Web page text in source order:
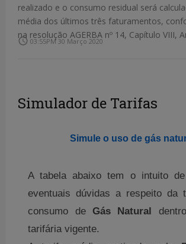
realizado e o consumo residual será
média dos últimos três faturamentos,
na resolução AGERBA nº 14, Capítulo VIII,
access_time 03:55PM 30 Março 2020
Simulador de Tarifas